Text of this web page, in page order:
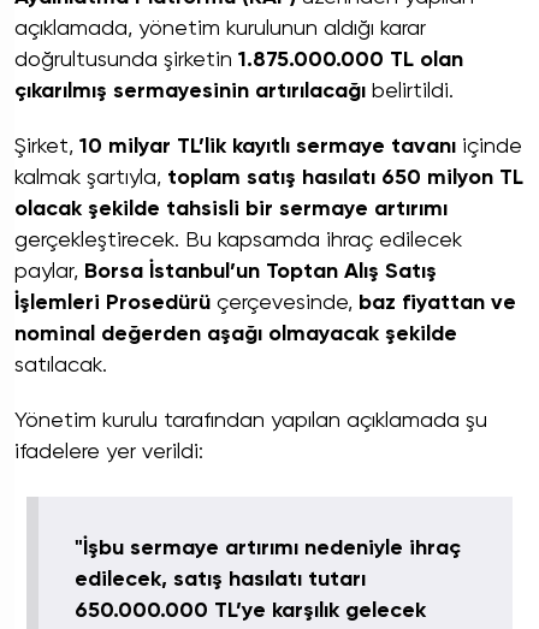
açıklamada, yönetim kurulunun aldığı karar
doğrultusunda şirketin 1.875.000.000 TL olan
çıkarılmış sermayesinin artırılacağı belirtildi.
Şirket, 10 milyar TL’lik kayıtlı sermaye tavanı içinde
kalmak şartıyla, toplam satış hasılatı 650 milyon TL
olacak şekilde tahsisli bir sermaye artırımı
gerçekleştirecek. Bu kapsamda ihraç edilecek
paylar, Borsa İstanbul’un Toptan Alış Satış
İşlemleri Prosedürü çerçevesinde, baz fiyattan ve
nominal değerden aşağı olmayacak şekilde
satılacak.
Yönetim kurulu tarafından yapılan açıklamada şu
ifadelere yer verildi:
"İşbu sermaye artırımı nedeniyle ihraç
edilecek, satış hasılatı tutarı
650.000.000 TL’ye karşılık gelecek